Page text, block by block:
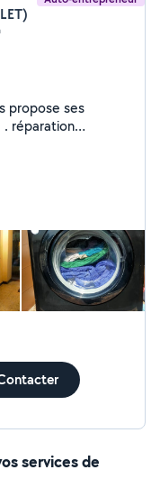
ou autre
services de